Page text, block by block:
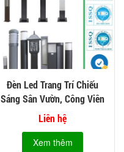
Đèn Led Trang Trí Chiếu
Sáng Sân Vườn, Công Viên
Cao 0.6m 0.8m 1m
Liên hệ
Xem thêm